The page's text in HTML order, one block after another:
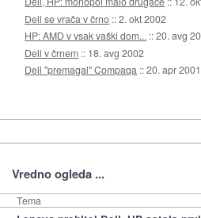
Dell se vrača v črno ::2. okt 2002
HP: AMD v vsak vaški dom... ::20. avg
Dell v črnem :: 18. avg 2002
Dell "premagal" Compaqa ::20. apr 2001
Vredno ogleda ...
Tema